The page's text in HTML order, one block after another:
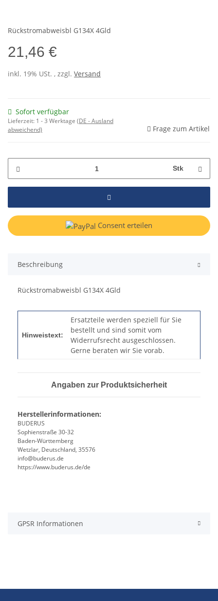
Rückstromabweisbl G134X 4Gld
21,46 €
inkl. 19% USt. , zzgl. Versand
Sofort verfügbar
Lieferzeit: 1 - 3 Werktage (DE - Ausland
abweichend)
Frage zum Artikel
Stk
Consent erteilen
Beschreibung
Rückstromabweisbl G134X 4Gld
Hinweistext:
Ersatzteile werden speziell für Sie
bestellt und sind somit vom
Widerrufsrecht ausgeschlossen.
Gerne beraten wir Sie vorab.
Angaben zur Produktsicherheit
Herstellerinformationen:
BUDERUS
Sophienstraße 30-32
Baden-Württemberg
Wetzlar, Deutschland, 35576
info@buderus.de
https://www.buderus.de/de
GPSR Informationen